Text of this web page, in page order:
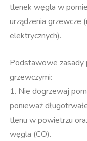
tlenek węgla w
urządzenia grzewcze
elektrycznych).
Podstawowe zasady
grzewczymi:
1. Nie dogrzewaj
ponieważ
tlenu w powietrzu
węgla (CO).